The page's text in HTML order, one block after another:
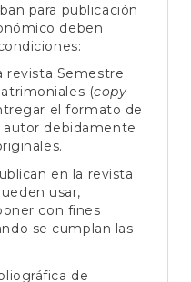
para publicación
deben
Semestre
(copy
el formato de
autor debidamente
en la revista
usar,
con fines
se cumplan las
de